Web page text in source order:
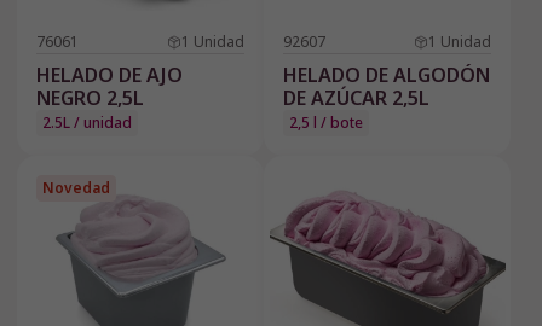
76061 1 Unidad
HELADO DE AJO
NEGRO 2,5L
2.5L / unidad
92607 1 Unidad
HELADO DE ALGODÓN
DE AZÚCAR 2,5L
2,5 l / bote
Novedad